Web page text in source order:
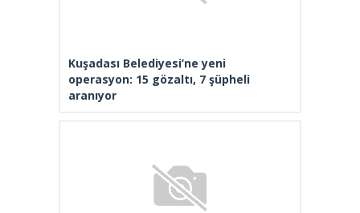
Kuşadası Belediyesi’ne yeni
operasyon: 15 gözaltı, 7 şüpheli
aranıyor